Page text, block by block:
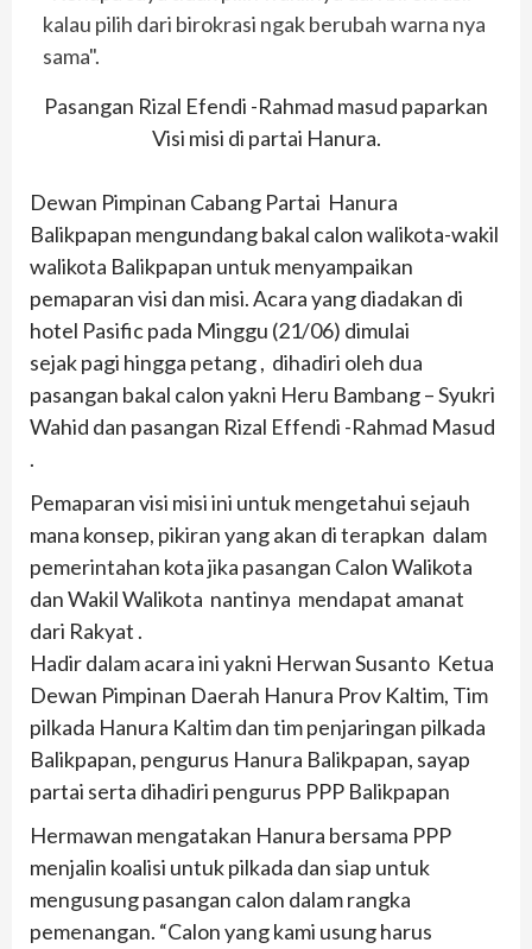
Pasangan Rizal Efendi -Rahmad masud paparkan
Visi misi di partai Hanura.
Dewan Pimpinan Cabang Partai Hanura
Balikpapan mengundang bakal calon walikota-wakil
walikota Balikpapan untuk menyampaikan
pemaparan visi dan misi. Acara yang diadakan di
hotel Pasific pada Minggu (21/06) dimulai
sejak pagi hingga petang , dihadiri oleh dua
pasangan bakal calon yakni Heru Bambang – Syukri
Wahid dan pasangan Rizal Effendi -Rahmad Masud
.
Pemaparan visi misi ini untuk mengetahui sejauh
mana konsep, pikiran yang akan di terapkan dalam
pemerintahan kota jika pasangan Calon Walikota
dan Wakil Walikota nantinya mendapat amanat
dari Rakyat .
Hadir dalam acara ini yakni Herwan Susanto Ketua
Dewan Pimpinan Daerah Hanura Prov Kaltim, Tim
pilkada Hanura Kaltim dan tim penjaringan pilkada
Balikpapan, pengurus Hanura Balikpapan, sayap
partai serta dihadiri pengurus PPP Balikpapan
Hermawan mengatakan Hanura bersama PPP
menjalin koalisi untuk pilkada dan siap untuk
mengusung pasangan calon dalam rangka
pemenangan. “Calon yang kami usung harus